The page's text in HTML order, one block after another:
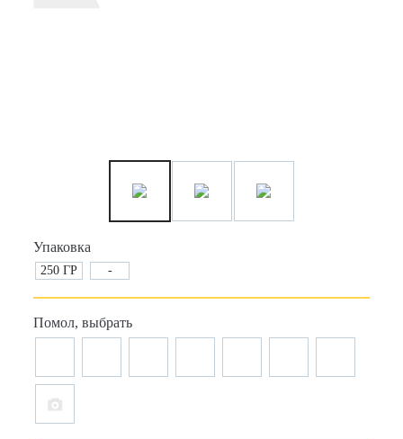
Упаковка
250 ГР -
Помол, выбрать